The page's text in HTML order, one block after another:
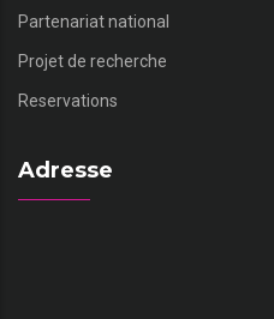
Partenariat national
Projet de recherche
Reservations
Adresse